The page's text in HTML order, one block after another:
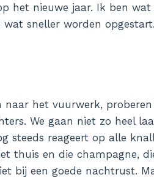
het nieuwe jaar. Ik ben wat
sneller worden
naar het vuurwerk,
We gaan niet zo heel
steeds reageert op alle
thuis en die champagne,
bij een goede nachtrust.